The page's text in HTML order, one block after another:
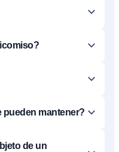
pueden mantener?
de un